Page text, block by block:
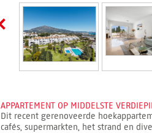
APPARTEMENT OP MIDDELSTE
Dit recent gerenoveerde
cafés, supermarkten, het strand en